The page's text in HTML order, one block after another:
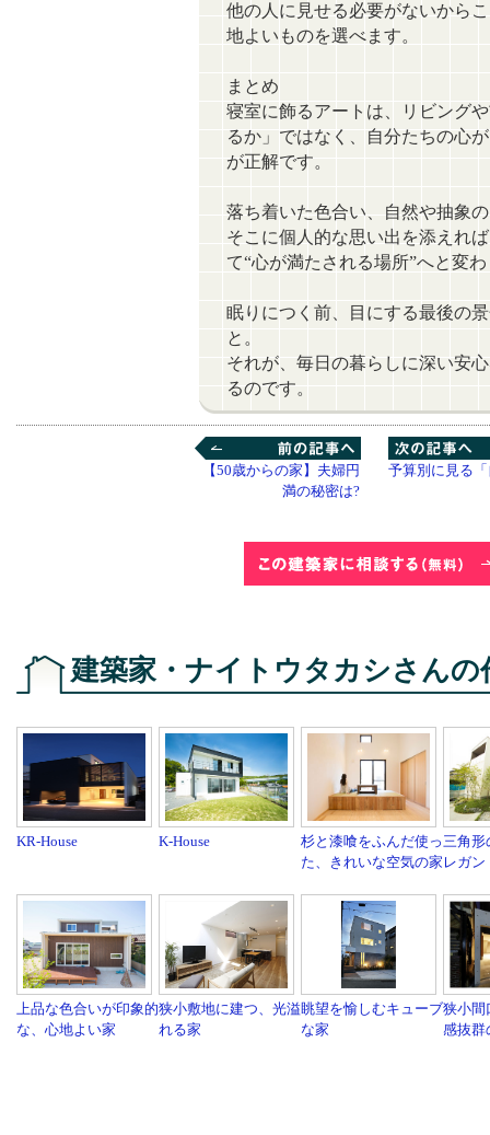
他の人に見せる必要がないから
地よいものを選べます。
まとめ
寝室に飾るアートは、リビング
るか」ではなく、自分たちの心
が正解です。
落ち着いた色合い、自然や抽象
そこに個人的な思い出を添えれ
て“心が満たされる場所”へと変
眠りにつく前、目にする最後の
と。
それが、毎日の暮らしに深い安
るのです。
前の記事へ
【50歳からの家】夫婦円
満の秘密は?
">次の記事へ
予算別に見る
建築家・ナイトウタカシさんの
KR-House K-House
杉と漆喰をふんだ使っ
た、きれいな空気の家
三角形
レガン
上品な色合いが印象的
な、心地よい家
狭小敷地に建つ、光溢
れる家
眺望を愉しむキューブ
な家
狭小間
感抜群